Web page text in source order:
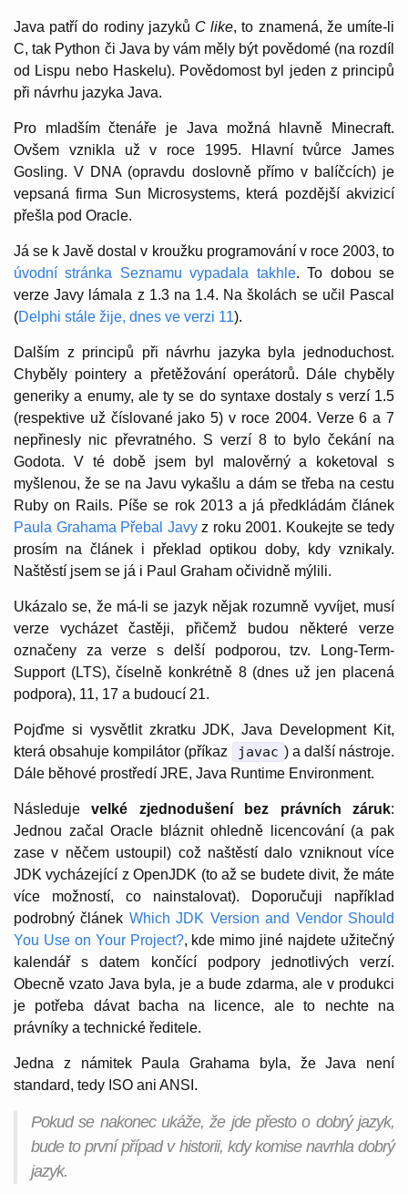
Java patří do rodiny jazyků C like, to znamená, že umíte-li
C, tak Python či Java by vám měly být povědomé (na rozdíl
od Lispu nebo Haskelu). Povědomost byl jeden z principů
při návrhu jazyka Java.
Pro mladším čtenáře je Java možná hlavně Minecraft.
Ovšem vznikla už v roce 1995. Hlavní tvůrce James
Gosling. V DNA (opravdu doslovně přímo v balíčcích) je
vepsaná firma Sun Microsystems, která pozdější akvizicí
přešla pod Oracle.
Já se k Javě dostal v kroužku programování v roce 2003, to
úvodní stránka Seznamu vypadala takhle. To dobou se
verze Javy lámala z 1.3 na 1.4. Na školách se učil Pascal
(Delphi stále žije, dnes ve verzi 11).
Dalším z principů při návrhu jazyka byla jednoduchost.
Chyběly pointery a přetěžování operátorů. Dále chyběly
generiky a enumy, ale ty se do syntaxe dostaly s verzí 1.5
(respektive už číslované jako 5) v roce 2004. Verze 6 a 7
nepřinesly nic převratného. S verzí 8 to bylo čekání na
Godota. V té době jsem byl malověrný a koketoval s
myšlenou, že se na Javu vykašlu a dám se třeba na cestu
Ruby on Rails. Píše se rok 2013 a já předkládám článek
Paula Grahama Přebal Javyz roku 2001. Koukejte se tedy
prosím na článek i překlad optikou doby, kdy vznikaly.
Naštěstí jsem se já i Paul Graham očividně mýlili.
Ukázalo se, že má-li se jazyk nějak rozumně vyvíjet, musí
verze vycházet častěji, přičemž budou některé verze
označeny za verze s delší podporou, tzv. Long-Term-
Support (LTS), číselně konkrétně 8 (dnes už jen placená
podpora), 11, 17 a budoucí 21.
Pojďme si vysvětlit zkratku JDK, Java Development Kit,
která obsahuje kompilátor (příkaz
javac ) a další nástroje.
Dále běhové prostředí JRE, Java Runtime Environment.
Následujevelké zjednodušení bez právních záruk:
Jednou začal Oracle bláznit ohledně licencování (a pak
zase v něčem ustoupil) což naštěstí dalo vzniknout více
JDK vycházející z OpenJDK (to až se budete divit, že máte
více možností, co nainstalovat). Doporučuji například
podrobný článek Which JDK Version and Vendor Should
You Use on Your Project?, kde mimo jiné najdete užitečný
kalendář s datem končící podpory jednotlivých verzí.
Obecně vzato Java byla, je a bude zdarma, ale v produkci
je potřeba dávat bacha na licence, ale to nechte na
právníky a technické ředitele.
Jedna z námitek Paula Grahama byla, že Java není
standard, tedy ISO ani ANSI.
Pokud se nakonec ukáže, že jde přesto o dobrý jazyk,
bude to první případ v historii, kdy komise navrhla dobrý
jazyk.